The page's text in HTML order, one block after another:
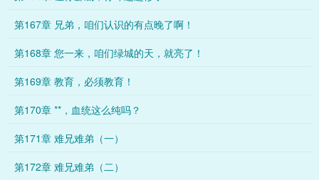
第167章 兄弟，咱们认识的有点晚了啊！
第168章 您一来，咱们绿城的天，就亮了！
第169章 教育，必须教育！
第170章 **，血统这么纯吗？
第171章 难兄难弟（一）
第172章 难兄难弟（二）